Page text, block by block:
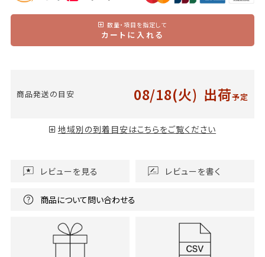
数量・項目を指定して
カートに入れる
商品発送の目安 08/18(火) 出荷予定
地域別の到着目安はこちらをご覧ください
レビューを見る レビューを書く
商品について問い合わせる